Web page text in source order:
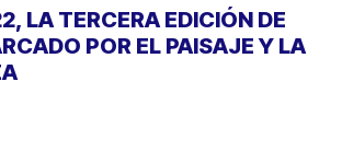
LA TERCERA EDICIÓN DE
POR EL PAISAJE Y LA